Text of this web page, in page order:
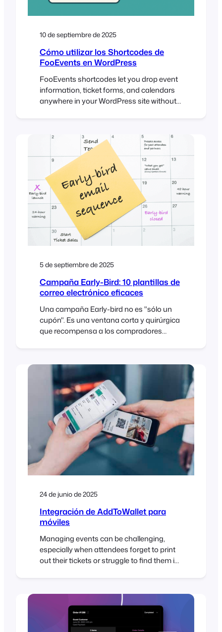
10 de septiembre de 2025
Cómo utilizar los Shortcodes de
FooEvents en WordPress
FooEvents shortcodes let you drop event
information, ticket forms, and calendars
anywhere in your WordPress site without
event content shows up. This guide walks
you through the main shortcodes, when to
use them, and where to find extra help.
Introduction If you’ve spent time…
5 de septiembre de 2025
Campaña Early-Bird: 10 plantillas de
correo electrónico eficaces
Una campaña Early-bird no es "sólo un
cupón". Es una ventana corta y quirúrgica
que recompensa a los compradores
venta. A continuación le ofrecemos un
plan práctico, día a día, que puede incluir
en su calendario, además de borradores
de correos electrónicos listos para copiar.
Funciona muy bien con WooCommerce y
FooEvents (stock
24 de junio de 2025
Integración de AddToWallet para
móviles
Managing events can be challenging,
especially when attendees forget to print
out their tickets or struggle to find them in
AddToWallet, making it possible for
attendees to store their tickets directly in
Apple Wallet or Google Wallet on their
mobile phones. A…